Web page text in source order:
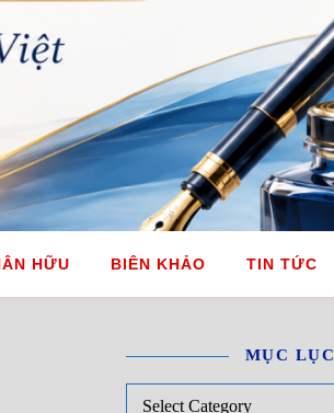
HỮU BIÊN KHẢO TIN TỨC
MỤC LỤC